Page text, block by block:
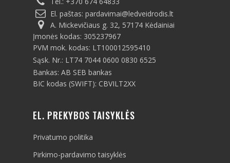
El. paštas: pardavimai@ledveidrodis.lt
A. Mickevičiaus g. 32, 57174 Kėdainiai
Įmonės kodas: 305237967
PVM mok. kodas: LT100012595410
Sąsk. Nr.: LT74 7044 0600 0830 6525
Bankas: AB SEB bankas
BIC kodas (SWIFT): CBVILT2XX
EL. PREKYBOS TAISYKLĖS
Privatumo politika
Pirkimo-pardavimo taisyklės